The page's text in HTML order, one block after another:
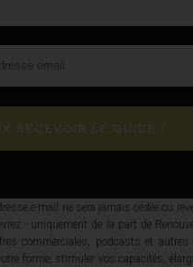
RECEVOIR LE GUIDE !
e-mail ne sera jamais cédée ou
- uniquement de la part de
commerciales, podcasts et
forme, stimuler vos capacités,